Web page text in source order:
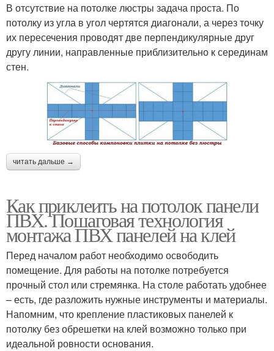
В отсутствие на потолке люстры задача проста. По
потолку из угла в угол чертятся диагонали, а через точку
их пересечения проводят две перпендикулярные друг
другу линии, направленные приблизительно к серединам
стен.
читать дальше →
Как приклеить на потолок панели
ПВХ. Пошаговая технология
монтажа ПВХ панелей на клей
Перед началом работ необходимо освободить
помещение. Для работы на потолке потребуется
прочный стол или стремянка. На столе работать удобнее
– есть, где разложить нужные инструменты и материалы.
Напомним, что крепление пластиковых панелей к
потолку без обрешетки на клей возможно только при
идеальной ровности основания.